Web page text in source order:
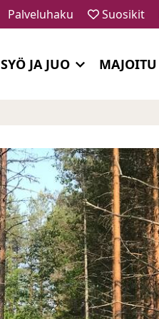
Palveluhaku Suosikit
SYÖ JA JUO MAJOITU